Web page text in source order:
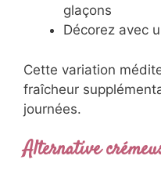
glaçons
Décorez avec
Cette variation
fraîcheur
journées.
Alternative